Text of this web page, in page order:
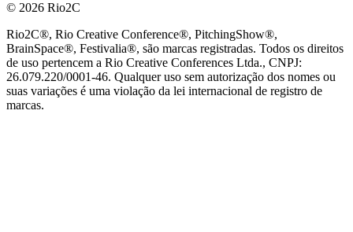
© 2026 Rio2C
Rio2C®, Rio Creative Conference®, PitchingShow®,
BrainSpace®, Festivalia®, são marcas registradas. Todos os direitos
de uso pertencem a Rio Creative Conferences Ltda., CNPJ:
26.079.220/0001-46. Qualquer uso sem autorização dos nomes ou
suas variações é uma violação da lei internacional de registro de
marcas.